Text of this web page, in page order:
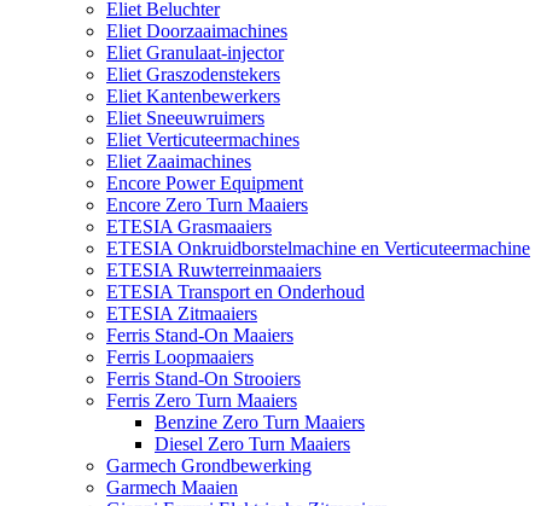
Eliet Beluchter
Eliet Doorzaaimachines
Eliet Granulaat-injector
Eliet Graszodenstekers
Eliet Kantenbewerkers
Eliet Sneeuwruimers
Eliet Verticuteermachines
Eliet Zaaimachines
Encore Power Equipment
Encore Zero Turn Maaiers
ETESIA Grasmaaiers
ETESIA Onkruidborstelmachine en Verticuteermachine
ETESIA Ruwterreinmaaiers
ETESIA Transport en Onderhoud
ETESIA Zitmaaiers
Ferris Stand-On Maaiers
Ferris Loopmaaiers
Ferris Stand-On Strooiers
Ferris Zero Turn Maaiers
Benzine Zero Turn Maaiers
Diesel Zero Turn Maaiers
Garmech Grondbewerking
Garmech Maaien